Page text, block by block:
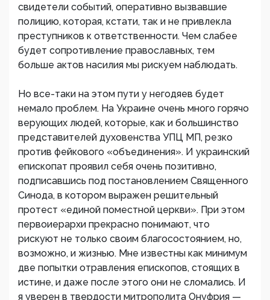
свидетели событий, оперативно вызвавшие
полицию, которая, кстати, так и не привлекла
преступников к ответственности. Чем слабее
будет сопротивление православных, тем
больше актов насилия мы рискуем наблюдать.
Но все-таки на этом пути у негодяев будет
немало проблем. На Украине очень много горячо
верующих людей, которые, как и большинство
представителей духовенства УПЦ МП, резко
против фейкового «объединения». И украинский
епископат проявил себя очень позитивно,
подписавшись под постановлением Священного
Синода, в котором выражен решительный
протест «единой поместной церкви». При этом
первоиерархи прекрасно понимают, что
рискуют не только своим благосостоянием, но,
возможно, и жизнью. Мне известны как минимум
две попытки отравления епископов, стоящих в
истине, и даже после этого они не сломались. И
я уверен в твердости митрополита Онуфрия —